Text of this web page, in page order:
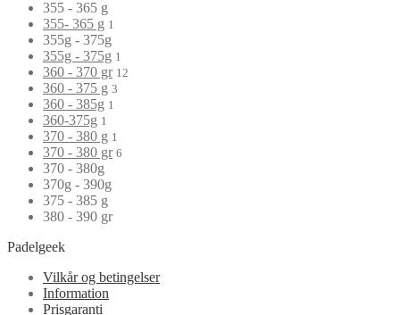
355 - 365 g
355- 365 g 1
355g - 375g
355g - 375g 1
360 - 370 gr 12
360 - 375 g 3
360 - 385g 1
360-375g 1
370 - 380 g 1
370 - 380 gr 6
370 - 380g
370g - 390g
375 - 385 g
380 - 390 gr
Padelgeek
Vilkår og betingelser
Information
Prisgaranti